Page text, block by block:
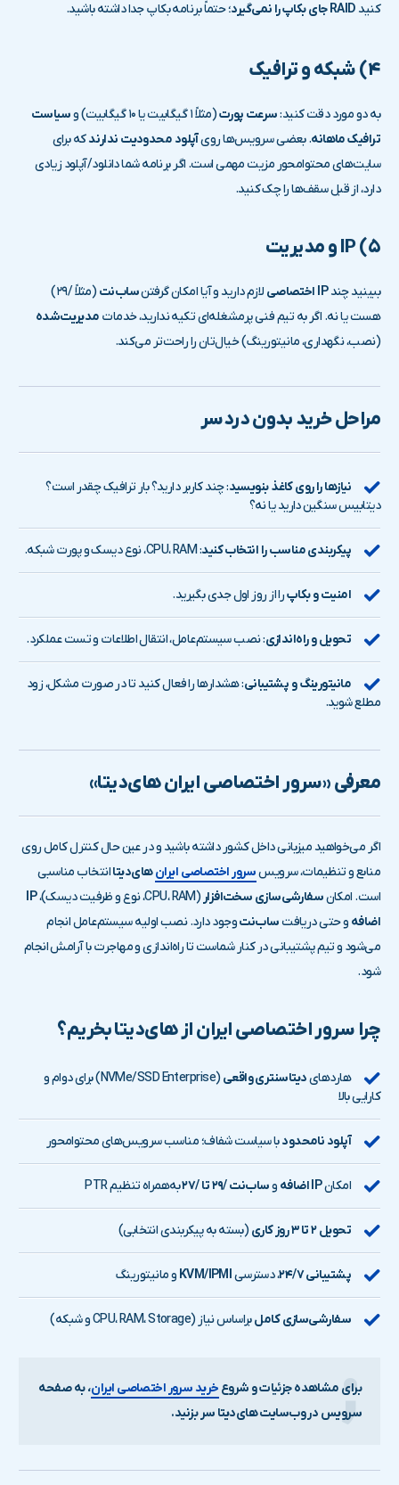
کنید RAID جای بکاپ را نمی‌گیرد ؛ حتماً برنامه بکاپ جدا داشته باشید.
۴) شبکه و ترافیک
به دو مورد دقت کنید:سرعت پورت(مثلاً ۱ گیگابیت یا ۱۰ گیگابیت) و
سیاست
ترافیک ماهانه. بعضی سرویس‌ها رویآپلود محدودیت ندارندکه برای
سایت‌های محتوامحور مزیت مهمی است. اگر برنامه شما دانلود/آپلود زیادی
دارد، از قبل سقف‌ها را چک کنید.
۵) IP و مدیریت
ببینید چندIP اختصاصی لازم دارید و آیا امکان گرفتنساب‌نت
(مثلاً /۲۹)
هست یا نه. اگر به تیم فنی پرمشغله‌ای تکیه ندارید، خدمات مدیریت‌شده
(نصب، نگهداری، مانیتورینگ) خیال‌تان را راحت‌تر می‌کند.
مراحل خرید بدون دردسر
نیازها را روی کاغذ بنویسید: چند کاربر دارید؟ بار ترافیک چقدر است؟
دیتابیس سنگین دارید یا نه؟
پیکربندی مناسب را انتخاب کنید: CPU، RAM، نوع دیسک و پورت شبکه.
امنیت و بکاپرا از روز اول جدی بگیرید.
تحویل و راه‌اندازی: نصب سیستم‌عامل، انتقال اطلاعات و تست عملکرد.
مانیتورینگ و پشتیبانی: هشدارها را فعال کنید تا در صورت مشکل، زود
مطلع شوید.
معرفی «سرور اختصاصی ایران های‌دیتا»
اگر می‌خواهید میزبانی داخل کشور داشته باشید و در عین حال کنترل کامل روی
منابع و تنظیمات، سرویسسرور اختصاصی ایرانهای‌دیتاانتخاب مناسبی
است. امکانسفارشی‌سازی سخت‌افزار (CPU، RAM، نوع و ظرفیت دیسک)،
IP
اضافه و حتی دریافتساب‌نتوجود دارد. نصب اولیه سیستم‌عامل انجام
می‌شود و تیم پشتیبانی در کنار شماست تا راه‌اندازی و مهاجرت با آرامش انجام
شود.
چرا سرور اختصاصی ایران از های‌دیتا بخریم؟
هاردهایدیتاسنتری واقعی
(NVMe/SSD Enterprise) برای دوام و
کارایی بالا
آپلود نامحدودبا سیاست شفاف؛ مناسب سرویس‌های محتوامحور
امکانIP اضافه وساب‌نت /۲۹ تا /۲۷ به‌همراه تنظیم PTR
تحویل ۲ تا ۳ روز کاری (بسته به پیکربندی انتخابی)
پشتیبانی ۲۴/۷ ، دسترسیKVM/IPMI و مانیتورینگ
سفارشی‌سازی کاملبراساس نیاز (CPU، RAM، Storage و شبکه)
برای مشاهده جزئیات و شروع خرید سرور اختصاصی ایران، به صفحه
سرویس در وب‌سایت های‌دیتا سر بزنید.